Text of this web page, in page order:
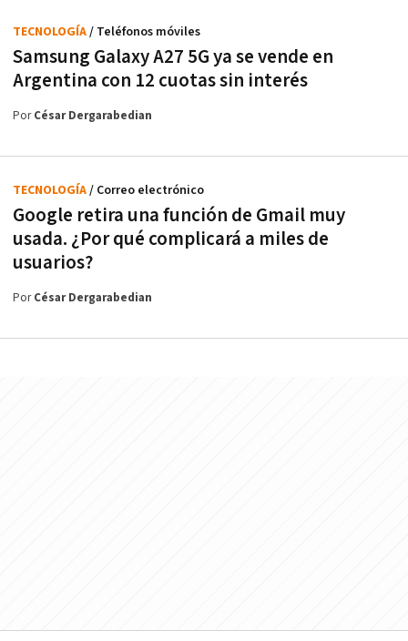
Samsung Galaxy A27 5G ya se vende en
Argentina con 12 cuotas sin interés
TECNOLOGÍA/ Teléfonos móviles
PorCésar Dergarabedian
Google retira una función de Gmail muy
usada. ¿Por qué complicará a miles de
usuarios?
TECNOLOGÍA/ Correo electrónico
PorCésar Dergarabedian